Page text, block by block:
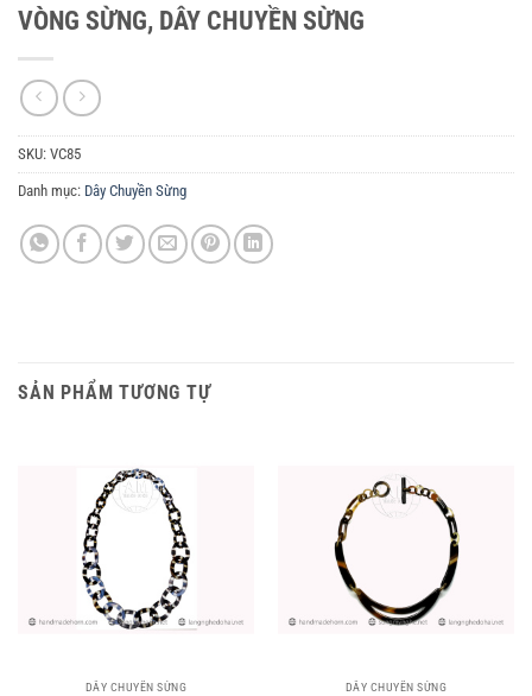
VÒNG SỪNG, DÂY CHUYỀN SỪNG
SKU: VC85
Danh mục: Dây Chuyền Sừng
SẢN PHẨM TƯƠNG TỰ
DÂY CHUYỀN SỪNG DÂY CHUYỀN SỪNG